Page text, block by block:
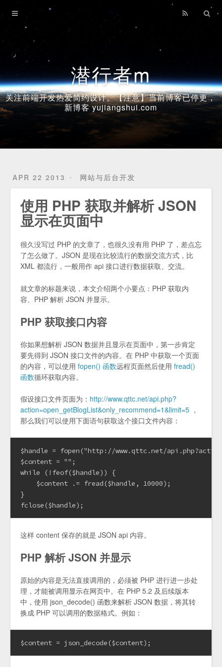
潜行者m
关注前端开发热爱简约设计。【注意】当前博客已停更，
新博客 yujiangshui.com
APR 22 2013 网站与后台开发
使用 PHP 获取并解析 JSON
显示在页面中
很久没写过 PHP 的文章了，也很久没有用 PHP 了，差点忘
了怎么做了。JSON 是现在比较流行的数据交流方式，比
XML 都流行，一般用作 api 接口进行数据获取、交流。
就文章的标题来说，本文介绍两个小要点：PHP 获取内
容、PHP 解析 JSON 并显示。
PHP 获取接口内容
你如果想解析 JSON 数据并且显示在页面中，第一步肯定
要先得到 JSON 接口文件的内容。在 PHP 中获取一个页面
的内容，可以使用 fopen() 函数远程页面然后使用 fread()
函数循环获取内容。
假设接口文件页面为： http://www.qttc.net/api.php?
action=open_getBlogList&only_recommend=1&limit=5 ，
那么我们可以使用下面语句获取这个接口文件内容：
$handle = fopen("http://www.qttc.net/
$content = "";
while (!feof($handle)) {
    $content .= fread($handle, 10000);
}
fclose($handle);
这样 content 保存的就是 JSON api 内容。
PHP 解析 JSON 并显示
原始的内容是无法直接调用的，必须被 PHP 进行进一步处
理，才能被调用显示在网页中。在 PHP 5.2 及后续版本
中，使用 json_decode() 函数来解析 JSON 数据，将其转
换成 PHP 可以调用的数据格式。例如：
$content = json_decode($content);
Home